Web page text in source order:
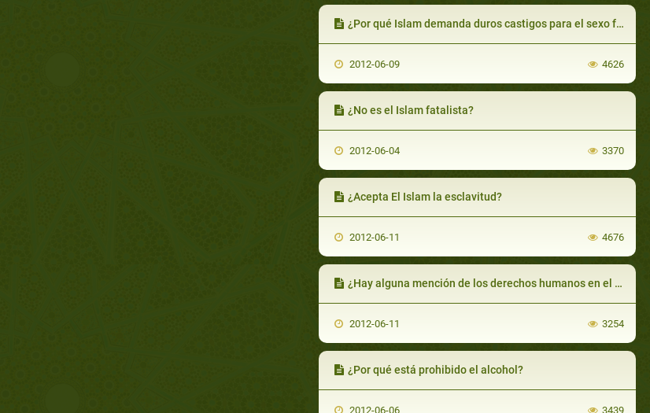
¿Por qué Islam demanda duros castigos para el sexo fuera del matrimonio?
2012-06-09 4626
¿No es el Islam fatalista?
2012-06-04 3370
¿Acepta El Islam la esclavitud?
2012-06-11 4676
¿Hay alguna mención de los derechos humanos en el Islam?
2012-06-11 3254
¿Por qué está prohibido el alcohol?
2012-06-06 3439